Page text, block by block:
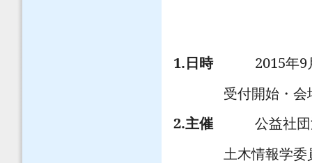
1. 日時 2015年9
受付開始
2.主催
公益社
土木情報学